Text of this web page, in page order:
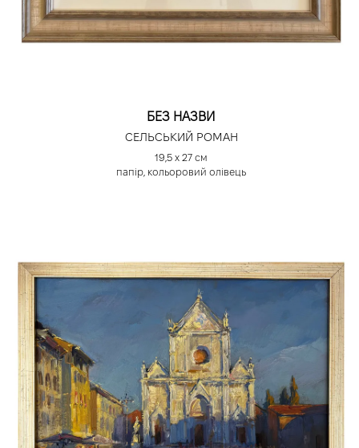
БЕЗ НАЗВИ
СЕЛЬСЬКИЙ РОМАН
19,5 х 27 см
папір, кольоровий олівець